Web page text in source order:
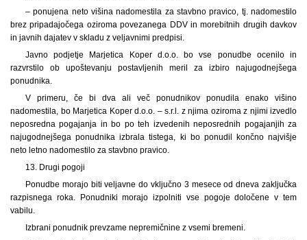
– ponujena neto višina nadomestila za stavbno pravico, tj. nadomestilo
brez pripadajočega oziroma povezanega DDV in morebitnih drugih davkov
in javnih dajatev v skladu z veljavnimi predpisi.
Javno podjetje Marjetica Koper d.o.o. bo vse ponudbe ocenilo in
razvrstilo ob upoštevanju postavljenih meril za izbiro najugodnejšega
ponudnika.
V primeru, če bi dva ali več ponudnikov ponudila enako višino
nadomestila, bo Marjetica Koper d.o.o. – s.r.l. z njima oziroma z njimi izvedlo
neposredna pogajanja in bo po teh izvedenih neposrednih pogajanjih za
najugodnejšega ponudnika izbrala tistega, ki bo ponudil končno najvišje
neto letno nadomestilo za stavbno pravico.
13. Drugi pogoji
Ponudbe morajo biti veljavne do vključno 3 mesece od dneva zaključka
razpisnega roka. Ponudniki morajo izpolniti vse pogoje določene v tem
vabilu.
Izbrani ponudnik prevzame nepremičnine z vsemi bremeni.